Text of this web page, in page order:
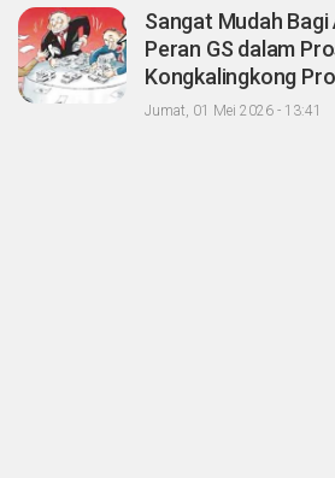
Sangat Mudah
Peran GS dalam
Kongkalingkong
CERI; Tinggal
Jumat, 01 Mei 2026 - 13:41